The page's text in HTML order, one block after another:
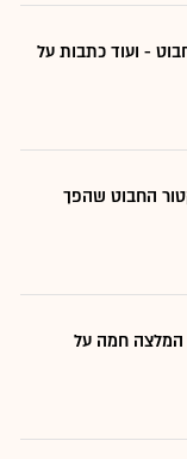
- ועוד כתבות על
החבוט שהפך
המלצה חמה על